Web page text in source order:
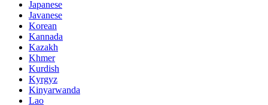
Japanese
Javanese
Korean
Kannada
Kazakh
Khmer
Kurdish
Kyrgyz
Kinyarwanda
Lao